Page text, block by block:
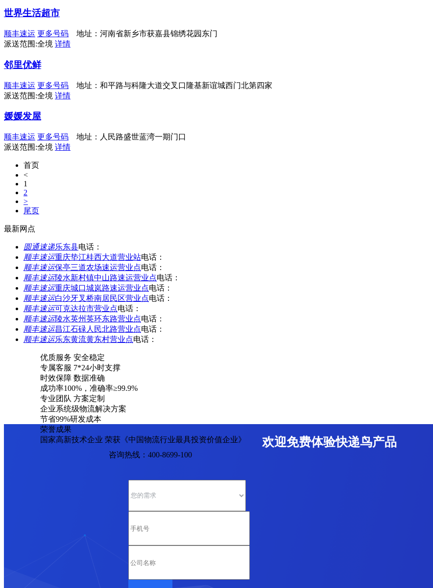
世界生活超市
顺丰速运 更多号码 地址：河南省新乡市获嘉县锦绣花园东门
派送范围:全境 详情
邻里优鲜
顺丰速运 更多号码 地址：和平路与科隆大道交叉口隆基新谊城西门北第四家
派送范围:全境 详情
媛媛发屋
顺丰速运 更多号码 地址：人民路盛世蓝湾一期门口
派送范围:全境 详情
首页
<
1
2
>
尾页
最新网点
圆通速递乐东县电话：
顺丰速运重庆垫江桂西大道营业站电话：
顺丰速运保亭三道农场速运营业点电话：
顺丰速运陵水新村镇中山路速运营业点电话：
顺丰速运重庆城口城岚路速运营业点电话：
顺丰速运白沙牙叉桥南居民区营业点电话：
顺丰速运可克达拉市营业点电话：
顺丰速运陵水英州英环东路营业点电话：
顺丰速运昌江石碌人民北路营业点电话：
顺丰速运乐东黄流黄东村营业点电话：
优质服务 安全稳定
专属客服 7*24小时支撑
时效保障 数据准确
成功率100%，准确率≥99.9%
专业团队 方案定制
企业系统级物流解决方案
节省99%研发成本
荣誉成果
国家高新技术企业 荣获《中国物流行业最具投资价值企业》
欢迎免费体验快递鸟产品
咨询热线：400-8699-100